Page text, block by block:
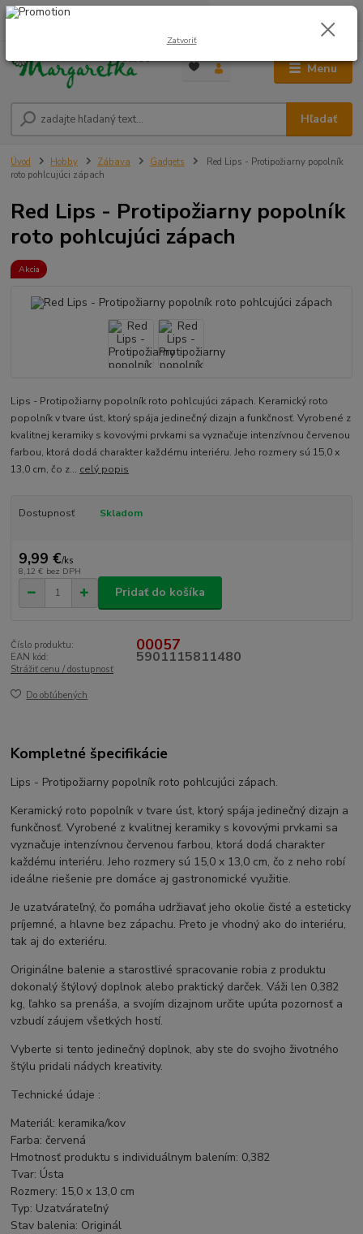
Menu
Hľadať
0948 236 042
0,00 €
Úvod Hobby Zábava Gadgets
Red Lips - Protipožiarny popolník
roto pohlcujúci zápach
Red Lips - Protipožiarny popolník
roto pohlcujúci zápach
Akcia
Lips - Protipožiarny popolník roto pohlcujúci zápach. Keramický roto
popolník v tvare úst, ktorý spája jedinečný dizajn a funkčnosť. Vyrobené z
kvalitnej keramiky s kovovými prvkami sa vyznačuje intenzívnou červenou
farbou, ktorá dodá charakter každému interiéru. Jeho rozmery sú 15,0 x
13,0 cm, čo z... celý popis
Dostupnosť Skladom
9,99 €/ks
8,12 € bez DPH
Pridať do košíka
Číslo produktu: 00057
EAN kód: 5901115811480
Strážiť cenu / dostupnosť
Do obľúbených
Kompletné špecifikácie
Lips - Protipožiarny popolník roto pohlcujúci zápach.
Keramický roto popolník v tvare úst, ktorý spája jedinečný dizajn a
funkčnosť. Vyrobené z kvalitnej keramiky s kovovými prvkami sa
vyznačuje intenzívnou červenou farbou, ktorá dodá charakter
každému interiéru. Jeho rozmery sú 15,0 x 13,0 cm, čo z neho robí
ideálne riešenie pre domáce aj gastronomické využitie.
Je uzatvárateľný, čo pomáha udržiavať jeho okolie čisté a esteticky
príjemné, a hlavne bez zápachu. Preto je vhodný ako do interiéru,
tak aj do exteriéru.
Originálne balenie a starostlivé spracovanie robia z produktu
dokonalý štýlový doplnok alebo praktický darček. Váži len 0,382
kg, ľahko sa prenáša, a svojím dizajnom určite upúta pozornosť a
vzbudí záujem všetkých hostí.
Vyberte si tento jedinečný doplnok, aby ste do svojho životného
štýlu pridali nádych kreativity.
Technické údaje :
Materiál: keramika/kov
Farba: červená
Hmotnosť produktu s individuálnym balením: 0,382
Tvar: Ústa
Rozmery: 15,0 x 13,0 cm
Typ: Uzatvárateľný
Stav balenia: Originál
Zatvoriť